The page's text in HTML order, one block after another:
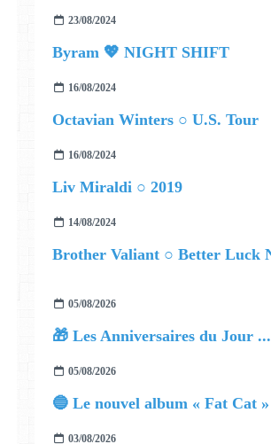
23/08/2024
Byram 💖 NIGHT SHIFT
16/08/2024
Octavian Winters ○ U.S. Tour
16/08/2024
Liv Miraldi ○ 2019
14/08/2024
05/08/2026
🎁 Les Anniversaires du Jour ...
05/08/2026
03/08/2026